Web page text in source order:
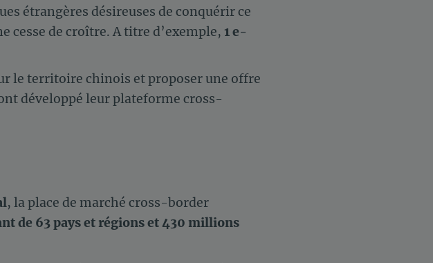
étrangères désireuses de conquérir ce
cesse de croître. A titre d’exemple, 1 e-
le territoire chinois et proposer une offre
développé leur plateforme cross-
, la place de marché cross-border
de 63 pays et régionset 430 millions